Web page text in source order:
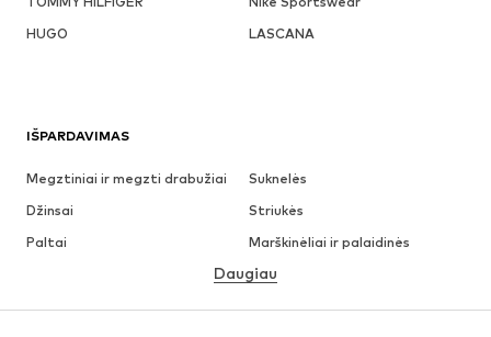
HUGO
LASCANA
IŠPARDAVIMAS
Megztiniai ir megzti drabužiai
Suknelės
Džinsai
Striukės
Paltai
Marškinėliai ir palaidinės
Apatiniai
Sijonai
Palaidinės ir tunikos
Daugiau